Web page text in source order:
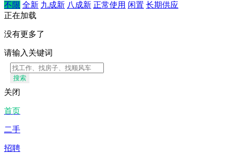
不限 全新 九成新 八成新 正常使用 闲置 长期供应
正在加载
没有更多了
请输入关键词
搜索
关闭
首页
二手
招聘